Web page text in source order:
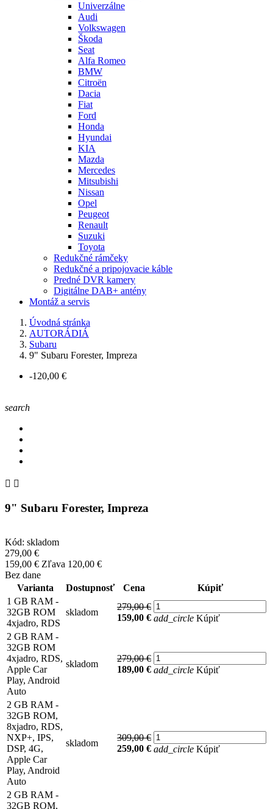
Univerzálne
Audi
Volkswagen
Škoda
Seat
Alfa Romeo
BMW
Citroën
Dacia
Fiat
Ford
Honda
Hyundai
KIA
Mazda
Mercedes
Mitsubishi
Nissan
Opel
Peugeot
Renault
Suzuki
Toyota
Redukčné rámčeky
Redukčné a pripojovacie káble
Predné DVR kamery
Digitálne DAB+ antény
Montáž a servis
Úvodná stránka
AUTORÁDIÁ
Subaru
9" Subaru Forester, Impreza
-120,00 €
search
 
9" Subaru Forester, Impreza
Kód: skladom
279,00 €
159,00 € Zľava 120,00 €
Bez dane
Varianta
Dostupnosť Cena
Kúpiť
1 GB RAM -
32GB ROM
4xjadro, RDS
skladom
279,00 €
159,00 € add_circle Kúpiť
2 GB RAM -
32GB ROM
4xjadro, RDS,
Apple Car
Play, Android
Auto
skladom
279,00 €
189,00 € add_circle Kúpiť
2 GB RAM -
32GB ROM,
8xjadro, RDS,
NXP+, IPS,
DSP, 4G,
Apple Car
Play, Android
Auto
skladom
309,00 €
259,00 € add_circle Kúpiť
2 GB RAM -
32GB ROM,